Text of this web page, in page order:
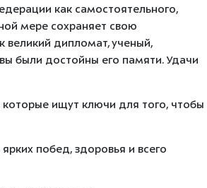
как самостоятельного,
мере сохраняет свою
великий дипломат, ученый,
были достойны его памяти. Удачи
ищут ключи для того, чтобы
побед, здоровья и всего